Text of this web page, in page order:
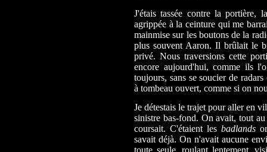
J'étais tassée contre la
agrippée à la ceinture qui me
mainmise sur les boutons de la
plus souvent Aaron. Il brûlait le
privé. Nous traversions cette
encore aujourd'hui, comme ils
toujours, sans se soucier de
à tombeau ouvert, comme si on
Je détestais le trajet pour aller en
sinistre bas-fond. On avait, tout
coursait. C'étaient les badlands
savait déjà. On n'avait aucune
toute seule, roulant lentement,